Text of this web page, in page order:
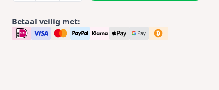
Betaal veilig met: